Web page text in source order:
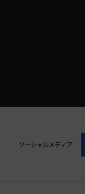
ソーシャルメディア